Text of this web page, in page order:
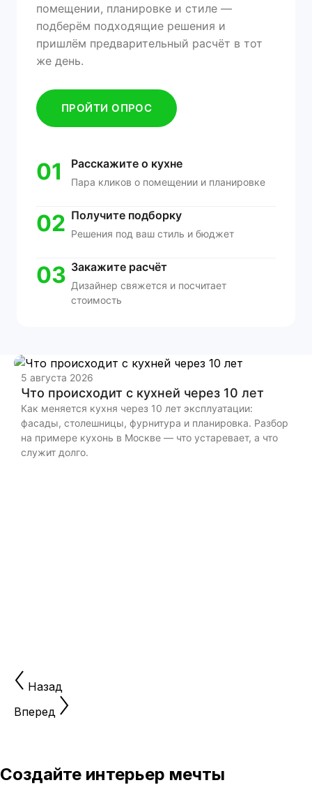
помещении, планировке и стиле —
подберём подходящие решения и
пришлём предварительный расчёт в тот
же день.
ПРОЙТИ ОПРОС
01 Расскажите о кухне
Пара кликов о помещении и планировке
02 Получите подборку
Решения под ваш стиль и бюджет
03 Закажите расчёт
Дизайнер свяжется и посчитает
стоимость
5 августа 2026
Что происходит с кухней через 10 лет
Как меняется кухня через 10 лет эксплуатации:
фасады, столешницы, фурнитура и планировка. Разбор
на примере кухонь в Москве — что устаревает, а что
служит долго.
Назад
Вперед
Создайте интерьер мечты